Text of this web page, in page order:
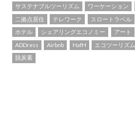
サステナブルツーリズム ワーケーション
二拠点居住
テレワーク スロートラベル
ホテル
シェアリングエコノミー アート
ADDress
Airbnb HafH エコツーリズム
脱炭素